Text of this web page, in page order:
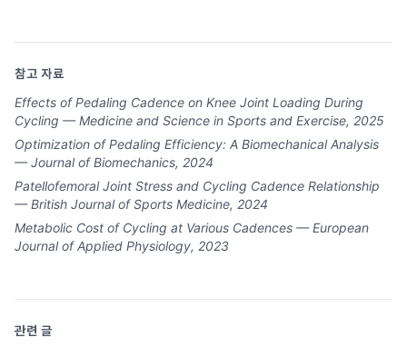
참고 자료
Effects of Pedaling Cadence on Knee Joint Loading During
Cycling — Medicine and Science in Sports and Exercise, 2025
Optimization of Pedaling Efficiency: A Biomechanical Analysis
— Journal of Biomechanics, 2024
Patellofemoral Joint Stress and Cycling Cadence Relationship
— British Journal of Sports Medicine, 2024
Metabolic Cost of Cycling at Various Cadences — European
Journal of Applied Physiology, 2023
관련 글